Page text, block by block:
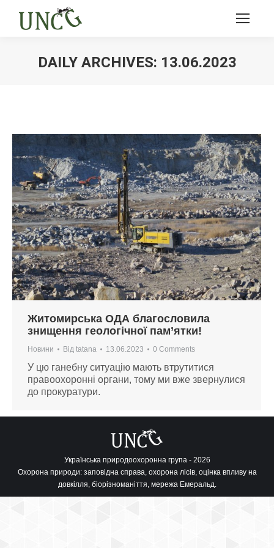
DAILY ARCHIVES: 13.06.2023
Житомирська ОДА благословила
знищення геологічної пам’ятки!
Новини Від tatana 13.06.2023 0 Comments
У цю ганебну ситуацію мають втрутитися
правоохоронні органи, тому ми вже звернулися
до прокуратури.
Українська природоохоронна група - 2026
Охорона природи: заповідна справа, охорона лісів, оцінка впливу на
довкілля, біорізноманіття, мережа Емеральд.